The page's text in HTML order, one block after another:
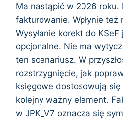
Ma nastąpić w 2026 roku.
fakturowanie. Wpłynie też
Wysyłanie korekt do
opcjonalne. Nie ma
ten scenariusz. W
rozstrzygnięcie, jak
księgowe dostosowują się
kolejny ważny element.
w JPK_V7 oznacza się